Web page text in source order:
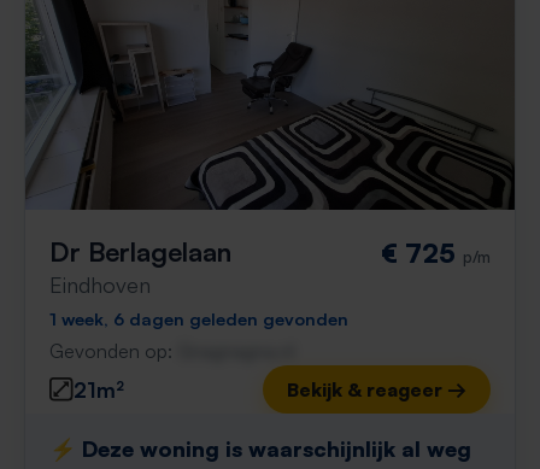
Dr Berlagelaan
Eindhoven
€ 725 p/m
1 week, 6 dagen geleden gevonden
Gevonden op:
21m² Bekijk & reageer →
⚡️ Deze woning is waarschijnlijk al weg